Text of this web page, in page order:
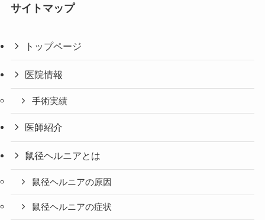
サイトマップ
トップページ
医院情報
手術実績
医師紹介
鼠径ヘルニアとは
鼠径ヘルニアの原因
鼠径ヘルニアの症状